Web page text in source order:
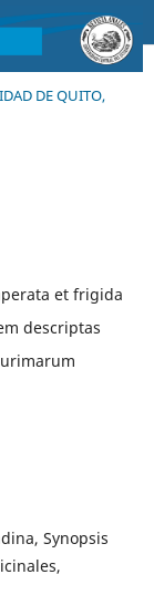
DE QUITO,
et frigida
descriptas
Synopsis